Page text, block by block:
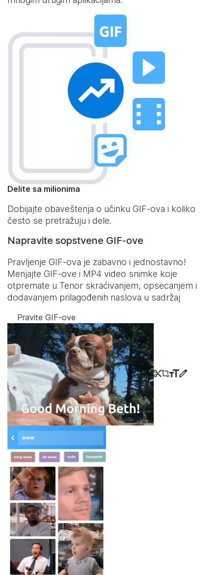
Delite sa milionima
Dobijajte obaveštenja o učinku GIF-ova i koliko
često se pretražuju i dele.
Napravite sopstvene GIF-ove
Pravljenje GIF-ova je zabavno i jednostavno!
Menjajte GIF-ove i MP4 video snimke koje
otpremate u Tenor skraćivanjem, opsecanjem i
dodavanjem prilagođenih naslova u sadržaj
Pravite GIF-ove